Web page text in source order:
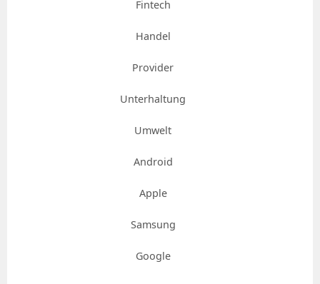
Fintech
Handel
Provider
Unterhaltung
Umwelt
Android
Apple
Samsung
Google